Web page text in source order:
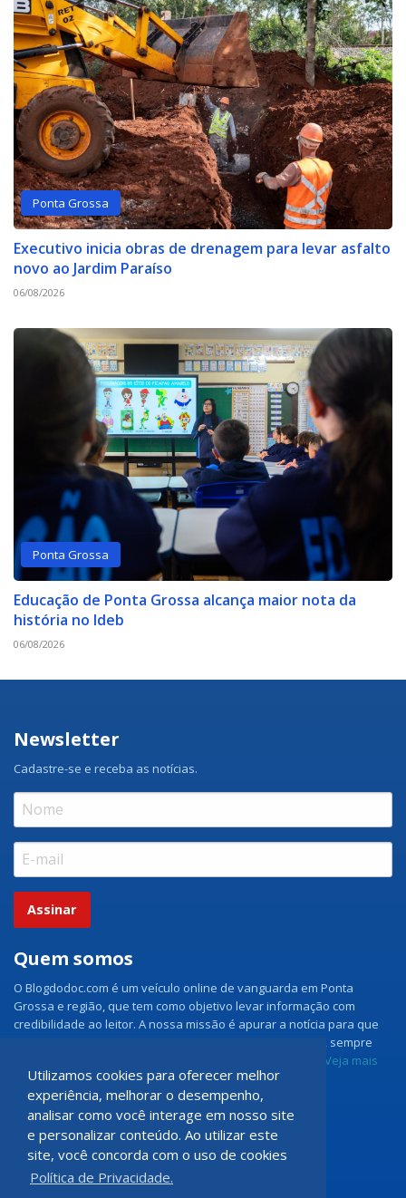
Utilizamos cookies para oferecer melhor
experiência, melhorar o desempenho,
analisar como você interage em nosso site
e personalizar conteúdo. Ao utilizar este
site, você concorda com o uso de cookies
Política de Privacidade.
Ponta Grossa
Executivo inicia obras de drenagem para levar asfalto
novo ao Jardim Paraíso
06/08/2026
Ponta Grossa
Educação de Ponta Grossa alcança maior nota da
história no Ideb
06/08/2026
Newsletter
Cadastre-se e receba as notícias.
Assinar
Quem somos
O Blogdodoc.com é um veículo online de vanguarda em Ponta
Grossa e região, que tem como objetivo levar informação com
credibilidade ao leitor. A nossa missão é apurar a notícia para que
nossos leitores tenham acesso aos fatos como eles são, sempre
Veja mais
Grupo Doc.com
Rua Rio de Janeiro, 150 - Sala 102
CEP: 84070-060 - Nova Rússia
Ponta Grossa \ PR